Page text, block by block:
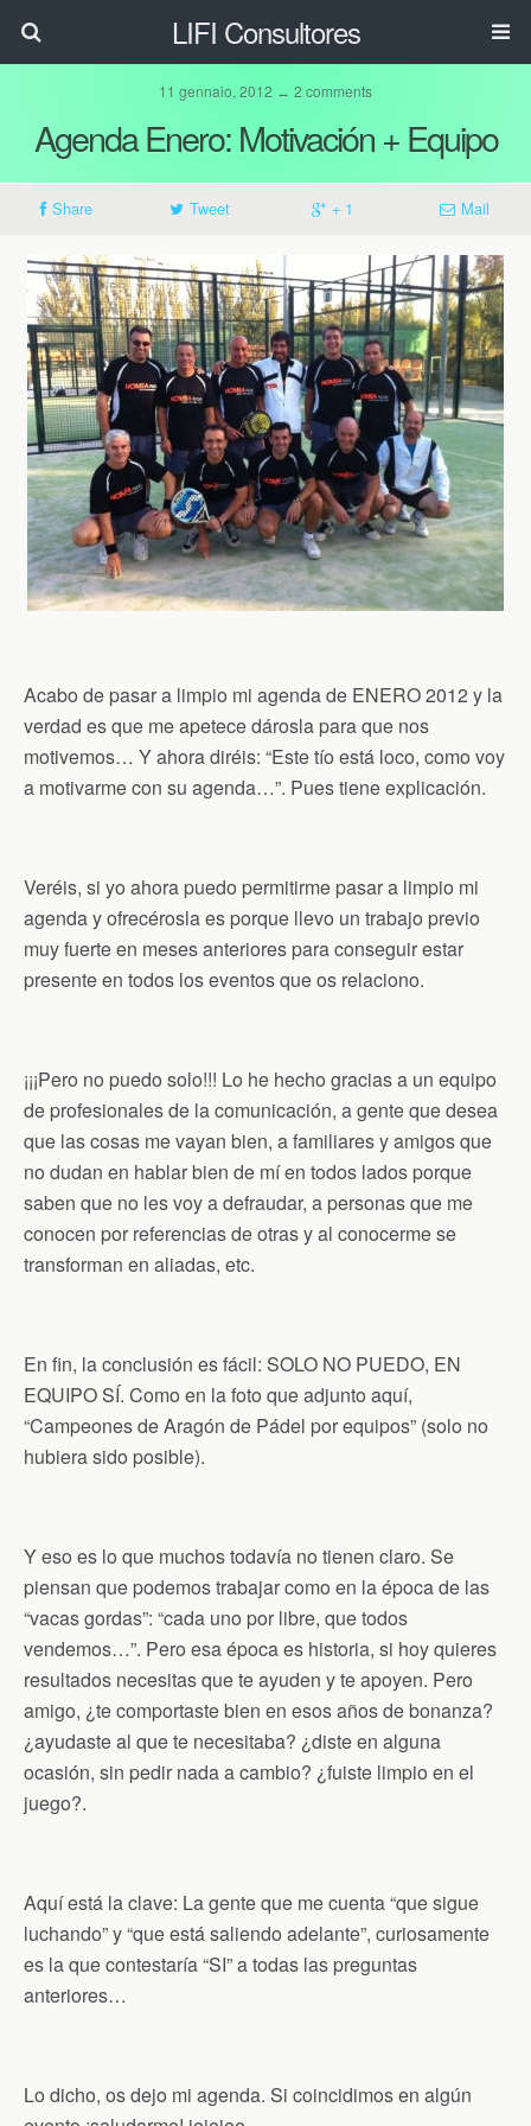
LIFI Consultores
11 gennaio, 2012 ↔ 2 comments
Agenda Enero: Motivación + Equipo
Share Tweet + 1 Mail
Acabo de pasar a limpio mi agenda de ENERO 2012 y la
verdad es que me apetece dárosla para que nos
motivemos… Y ahora diréis: “Este tío está loco, como voy
a motivarme con su agenda…”. Pues tiene explicación.
Veréis, si yo ahora puedo permitirme pasar a limpio mi
agenda y ofrecérosla es porque llevo un trabajo previo
muy fuerte en meses anteriores para conseguir estar
presente en todos los eventos que os relaciono.
¡¡¡Pero no puedo solo!!! Lo he hecho gracias a un equipo
de profesionales de la comunicación, a gente que desea
que las cosas me vayan bien, a familiares y amigos que
no dudan en hablar bien de mí en todos lados porque
saben que no les voy a defraudar, a personas que me
conocen por referencias de otras y al conocerme se
transforman en aliadas, etc.
En fin, la conclusión es fácil: SOLO NO PUEDO, EN
EQUIPO SÍ. Como en la foto que adjunto aquí,
“Campeones de Aragón de Pádel por equipos” (solo no
hubiera sido posible).
Y eso es lo que muchos todavía no tienen claro. Se
piensan que podemos trabajar como en la época de las
“vacas gordas”: “cada uno por libre, que todos
vendemos…”. Pero esa época es historia, si hoy quieres
resultados necesitas que te ayuden y te apoyen. Pero
amigo, ¿te comportaste bien en esos años de bonanza?
¿ayudaste al que te necesitaba? ¿diste en alguna
ocasión, sin pedir nada a cambio? ¿fuiste limpio en el
juego?.
Aquí está la clave: La gente que me cuenta “que sigue
luchando” y “que está saliendo adelante”, curiosamente
es la que contestaría “SI” a todas las preguntas
anteriores…
Lo dicho, os dejo mi agenda. Si coincidimos en algún